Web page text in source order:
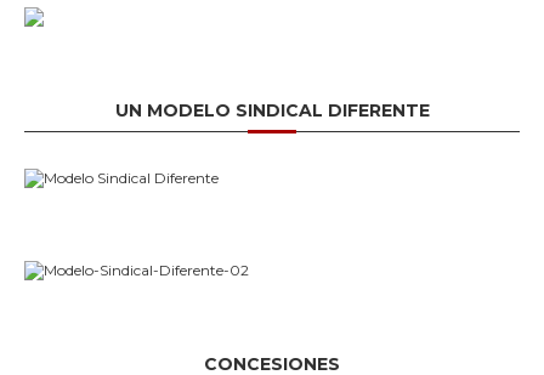
UN MODELO SINDICAL DIFERENTE
CONCESIONES